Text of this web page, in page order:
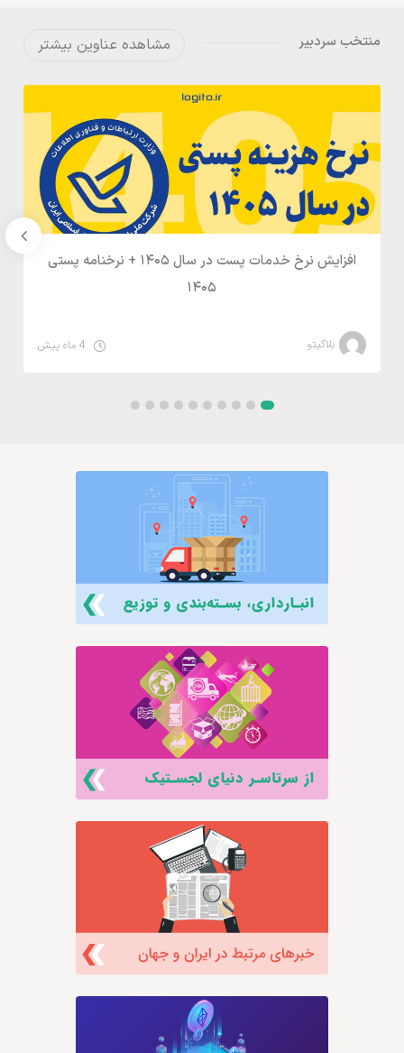
منتخب سردبیر مشاهده عناوین بیشتر
افزایش نرخ خدمات پست در سال ۱۴۰۵ + نرخنامه پستی
۱۴۰۵
بلاگیتو